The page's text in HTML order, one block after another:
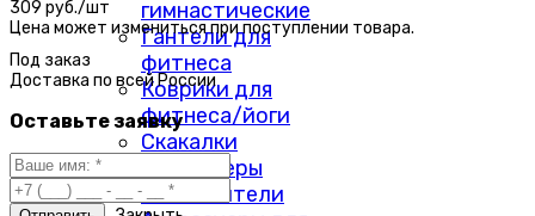
гимнастические
Гантели для
фитнеса
Коврики для
фитнеса/йоги
Скакалки
Массажеры
Утяжелители
309 руб./шт
Цена может измениться при поступлении товара.
Под заказ
Доставка по всей России
Оставьте заявку